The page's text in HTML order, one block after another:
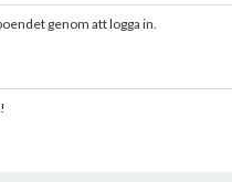
genom att logga in.